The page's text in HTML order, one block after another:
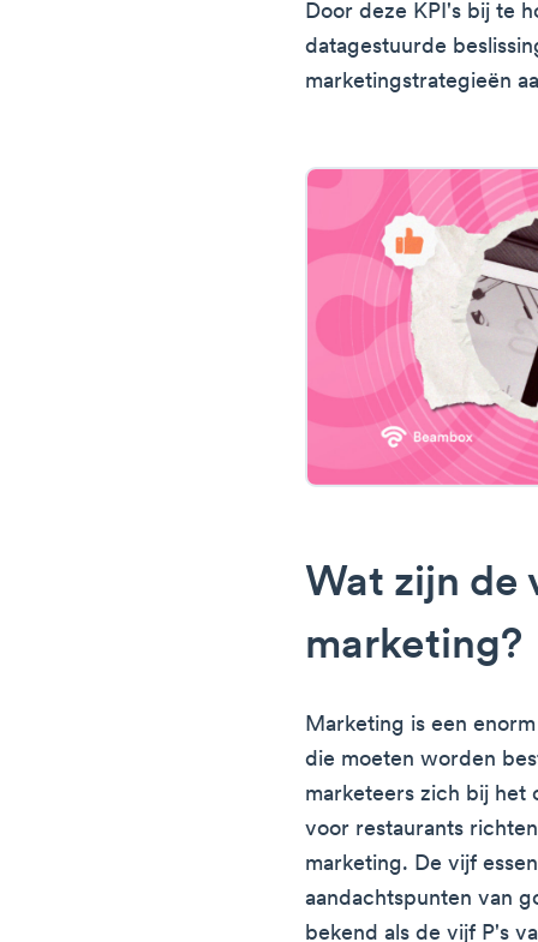
Door deze KPI's bij te
datagestuurde
marketingstrategieën
Wat zijn de
marketing?
Marketing is een
die moeten worden
marketeers zich bij het
voor restaurants
marketing. De vijf
aandachtspunten van
bekend als de vijf P's